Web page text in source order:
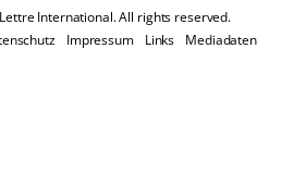
International. All rights reserved.
Impressum Links
Mediadaten